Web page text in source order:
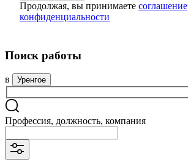
Продолжая, вы принимаете соглашение
конфиденциальности
Поиск работы
в Уренгое
Профессия, должность, компания